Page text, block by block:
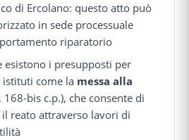
di Ercolano: questo atto può
in sede processuale
riparatorio
esistono i presupposti per
istituti come la messa alla
168-bis c.p.), che consente di
reato attraverso lavori di